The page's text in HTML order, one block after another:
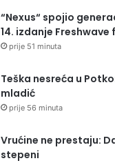
“Nexus“ spojio
14. izdanje
prije 51 minuta
Teška nesreća u
mladić
prije 56 minuta
Vrućine ne prestaju:
stepeni